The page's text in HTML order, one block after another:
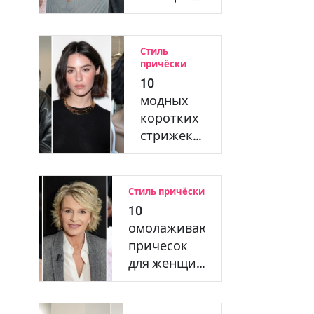
старше 60
очками,
кото…
Стиль
причёски
10
модных
коротких
стрижек
для
любого
возраста
Стиль причёски
10
омолаживающих
причесок
для женщин
старше 70…